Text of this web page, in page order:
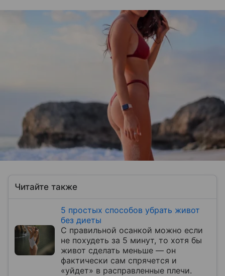
Читайте также
5 простых способов убрать живот
без диеты
С правильной осанкой можно если
не похудеть за 5 минут, то хотя бы
живот сделать меньше — он
фактически сам спрячется и
«уйдет» в расправленные плечи.